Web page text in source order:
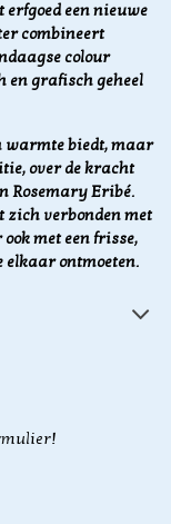
een nieuwe
combineert
colour
en grafisch geheel
warmte biedt, maar
over de kracht
Rosemary Eribé.
zich verbonden met
met een frisse,
elkaar ontmoeten.